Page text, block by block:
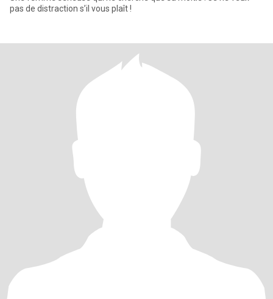
pas de distraction s’il vous plaît !